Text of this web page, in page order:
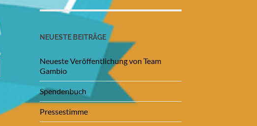
NEUESTE BEITRÄGE
Neueste Veröffentlichung von Team
Gambio
Spendenbuch
Pressestimme